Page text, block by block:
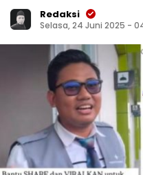
Redaksi
Selasa, 24 Juni 2025 -